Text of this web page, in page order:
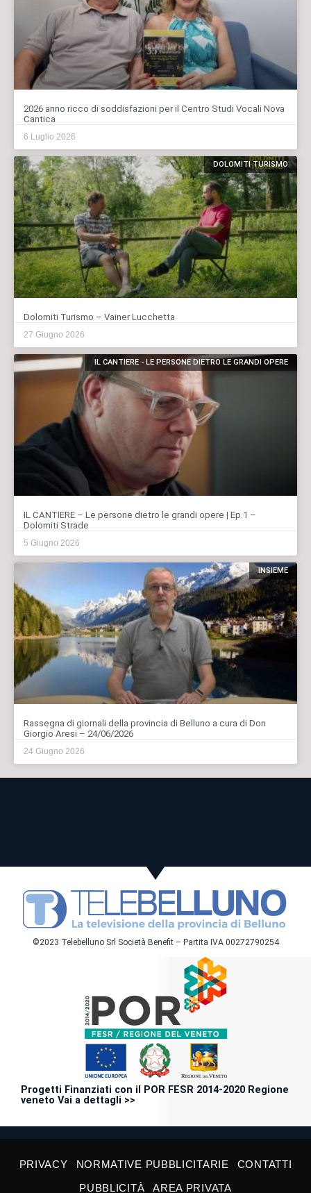
2026 anno ricco di soddisfazioni per il Centro Studi Vocali Nova
Cantica
6 Luglio 2026
DOLOMITI TURISMO
Dolomiti Turismo – Vainer Lucchetta
27 Giugno 2026
IL CANTIERE - LE PERSONE DIETRO LE GRANDI OPERE
IL CANTIERE – Le persone dietro le grandi opere | Ep.1 –
Dolomiti Strade
5 Giugno 2026
INSIEME
Rassegna di giornali della provincia di Belluno a cura di Don
Giorgio Aresi – 24/06/2026
24 Giugno 2026
©2023 Telebelluno Srl Società Benefit – Partita IVA 00272790254
Progetti Finanziati con il POR FESR 2014-2020 Regione
veneto Vai a dettagli >>
PRIVACY NORMATIVE PUBBLICITARIE
CONTATTI
PUBBLICITÀ
AREA PRIVATA